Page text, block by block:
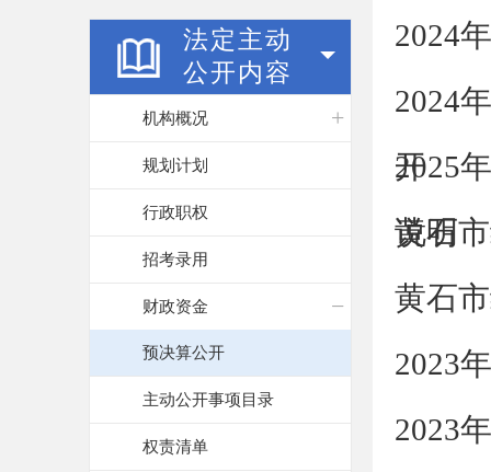
法定主动
公开内容
机构概况
规划计划
行政职权
招考录用
财政资金
预决算公开
主动公开事项目录
权责清单
2024
2024
开
2025
说明
黄石
黄石
2023
2023